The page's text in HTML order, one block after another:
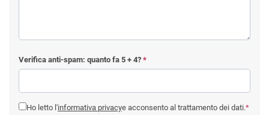
Verifica anti-spam: quanto fa 5 + 4? *
Ho letto l'informativa privacye acconsento al trattamento dei dati.*